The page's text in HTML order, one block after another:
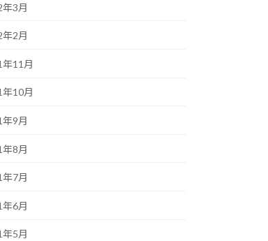
年3月
年2月
年11月
年10月
年9月
年8月
年7月
年6月
年5月